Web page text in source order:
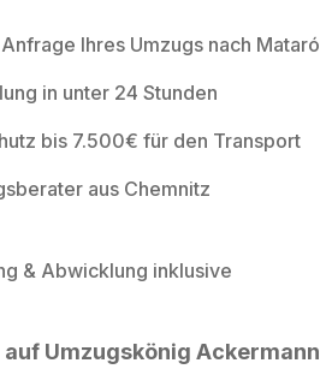
Ihres Umzugs nach Mataró
in unter 24 Stunden
bis 7.500€ für den Transport
aus Chemnitz
& Abwicklung inklusive
Umzugskönig Ackermann